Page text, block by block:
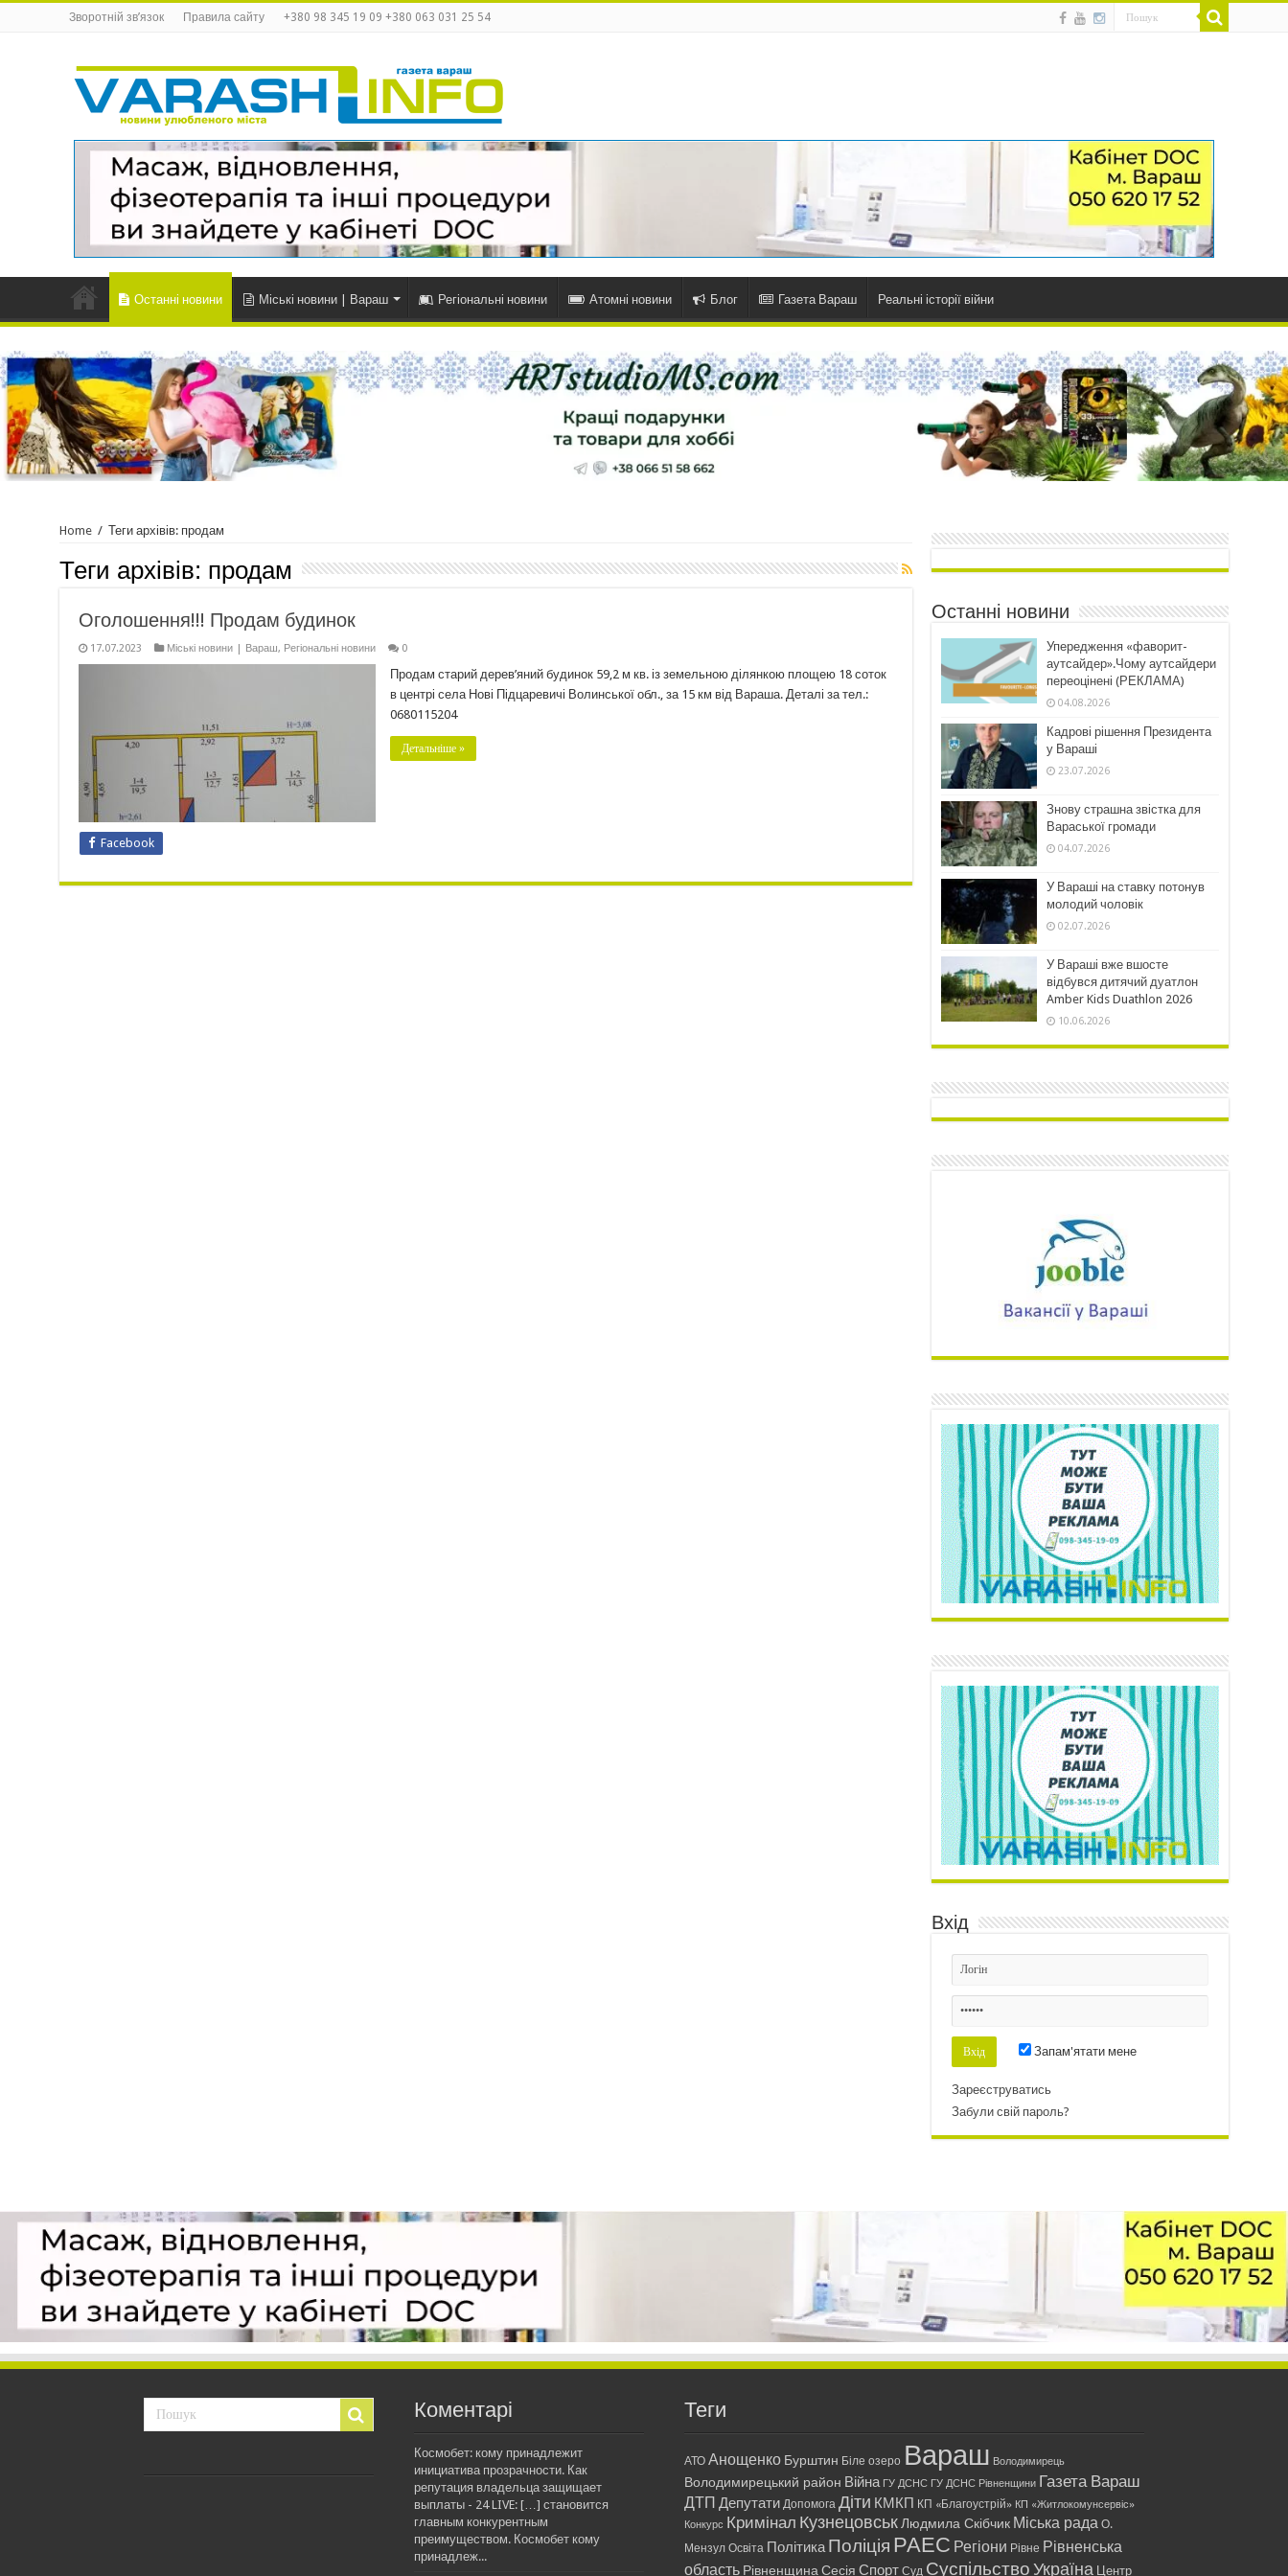
Зворотній зв’язок Правила сайту +380 98 345 19 09 +380 063 031 25 54
Останні новини Міські новини | Вараш Регіональні новини Атомні новини Блог Газета Вараш Реальні історії війни
Home / Теги архівів: продам
Теги архівів: продам
Оголошення!!! Продам будинок
17.07.2023 Міські новини | Вараш, Регіональні новини 0
Продам старий дерев’яний будинок 59,2 м кв. із земельною ділянкою площею 18 соток
в центрі села Нові Підцаревичі Волинської обл., за 15 км від Вараша. Деталі за тел.:
0680115204
Детальніше »
Facebook
Останні новини
Упередження «фаворит-
аутсайдер».Чому аутсайдери
переоцінені (РЕКЛАМА)
04.08.2026
Кадрові рішення Президента
у Вараші
23.07.2026
Знову страшна звістка для
Вараської громади
04.07.2026
У Вараші на ставку потонув
молодий чоловік
02.07.2026
У Вараші вже вшосте
відбувся дитячий дуатлон
Amber Kids Duathlon 2026
10.06.2026
Вхід
Запам'ятати мене
Зареєструватись
Забули свій пароль?
Коментарі
Космобет: кому принадлежит
инициатива прозрачности. Как
репутация владельца защищает
выплаты - 24 LIVE: […] становится
главным конкурентным
преимуществом. Космобет кому
принадлеж...
Теги
АТО Анощенко Бурштин Біле озеро Вараш Володимирець
Володимирецький район Війна ГУ ДСНС ГУ ДСНС Рівненщини Газета Вараш
ДТП Депутати Допомога Діти КМКП КП «Благоустрій» КП «Житлокомунсервіс»
Конкурс Кримінал Кузнецовськ Людмила Скібчик Міська рада О.
Мензул Освіта Політика Поліція РАЕС Регіони Рівне Рівненська
область Рівненщина Сесія Спорт Суд Суспільство Україна Центр